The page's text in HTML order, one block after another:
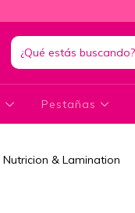
Pestañas
Nutricion & Lamination